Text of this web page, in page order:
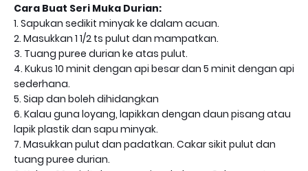
Cara Buat Seri Muka Durian:
1. Sapukan sedikit minyak ke dalam acuan.
2. Masukkan 1 1/2 ts pulut dan mampatkan.
3. Tuang puree durian ke atas pulut.
4. Kukus 10 minit dengan api besar dan 5 minit dengan api
sederhana.
5. Siap dan boleh dihidangkan
6. Kalau guna loyang, lapikkan dengan daun pisang atau
lapik plastik dan sapu minyak.
7. Masukkan pulut dan padatkan. Cakar sikit pulut dan
tuang puree durian.